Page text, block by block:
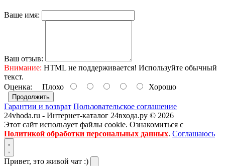
Ваше имя:
Ваш отзыв:
Внимание: HTML не поддерживается! Используйте обычный
текст.
Оценка: Плохо Хорошо
Продолжить
Гарантии и возврат Пользовательское соглашение
24vhoda.ru - Интернет-каталог 24входа.ру © 2026
Этот сайт использует файлы cookie. Ознакомиться с
Политикой обработки персональных данных. Соглашаюсь
Привет, это живой чат :)